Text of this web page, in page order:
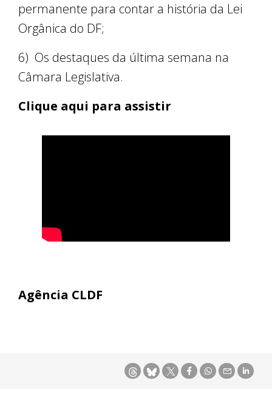
permanente para contar a história da Lei
Orgânica do DF;
6) Os destaques da última semana na
Câmara Legislativa.
Clique aqui para assistir
Agência CLDF